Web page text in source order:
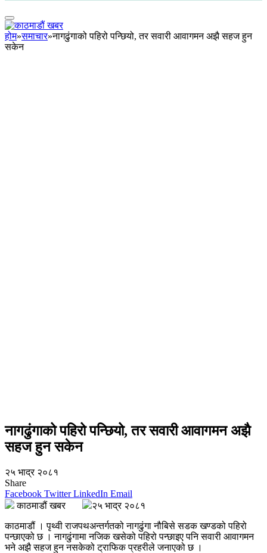
होम»समाचार»नागढुंगाको पहिरो पन्छियो, तर सवारी आवागमन अझै सहज हुन
सकेन
नागढुंगाको पहिरो पन्छियो, तर सवारी आवागमन अझै
सहज हुन सकेन
२५ भाद्र २०८१
Share
Facebook Twitter LinkedIn Email
काठमाडौं खबर
२५ भाद्र २०८१
काठमाडौं । पृथ्वी राजपथअन्तर्गतको नागढुंगा नौबिसे सडक खण्डको पहिरो
पन्छाएको छ । नागढुंगामा नजिक खसेको पहिरो पन्छाइए पनि सवारी आवागमन
भने अझै सहज हुन नसकेको ट्राफिक प्रहरीले जनाएको छ ।